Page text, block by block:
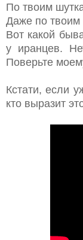
По твоим
Даже по твоим
Вот какой
у иранцев.
Поверьте
Кстати, если
кто выразит